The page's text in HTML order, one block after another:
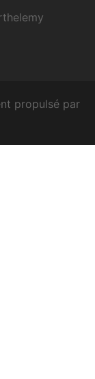
propulsé par